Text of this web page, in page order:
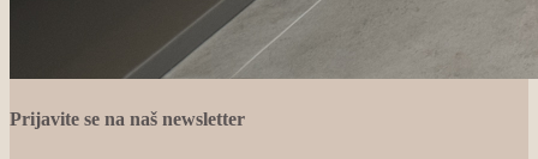
Prijavite se na naš newsletter